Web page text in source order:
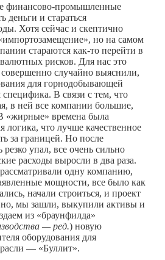
финансово-промышленные
деньги и стараться
Хотя сейчас и скептично
но на самом
стараются как-то перейти в
рисков. Для нас это
случайно выяснили,
для горнодобывающей
специфика. В связи с тем, что
в ней все компании большие,
«жирные» времена была
логика, что лучше качественное
за границей. Но после
резко упал, все очень сильно
расходы выросли в два раза.
одну компанию,
мощности, все было как
начали строиться, и проект
мы зашли, выкупили активы и
из «браунфилда»
— ред.) новую
оборудования для
— «Буллит».